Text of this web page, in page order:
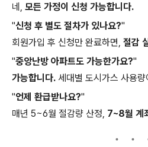
네, 모든 가정이 신청 가능합니다.
"신청 후 별도 절차가 있나요?"
회원가입 후 신청만 완료하면, 절감
"중앙난방 아파트도 가능한가요?"
가능합니다. 세대별 도시가스 사용
"언제 환급받나요?"
매년 5~6월 절감량 산정, 7~8월 계